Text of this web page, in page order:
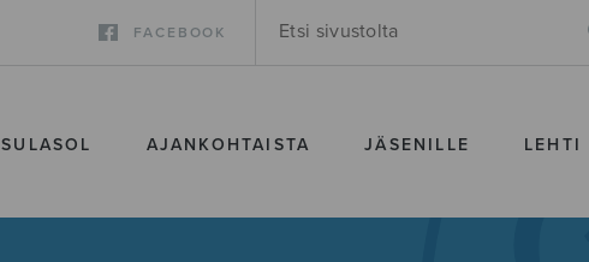
FACEBOOK
SULASOL AJANKOHTAISTA JÄSENILLE LEHTI